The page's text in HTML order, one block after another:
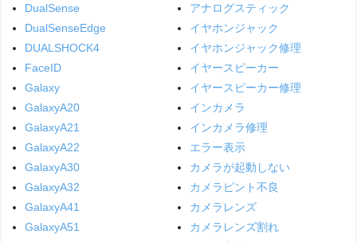
DualSense
DualSenseEdge
DUALSHOCK4
FaceID
Galaxy
GalaxyA20
GalaxyA21
GalaxyA22
GalaxyA30
GalaxyA32
GalaxyA41
GalaxyA51
アナログスティック
イヤホンジャック
イヤホンジャック修理
イヤースピーカー
イヤースピーカー修理
インカメラ
インカメラ修理
エラー表示
カメラが起動しない
カメラピント不良
カメラレンズ
カメラレンズ割れ